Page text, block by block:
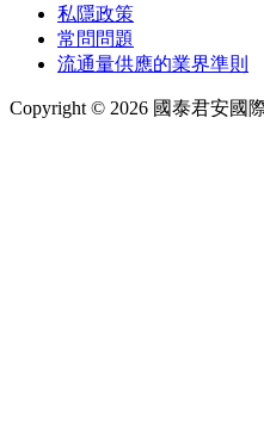
私隱政策
常問問題
流通量供應的業界準則
Copyright © 2026 國泰君安國